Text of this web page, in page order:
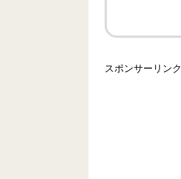
スポンサーリンク